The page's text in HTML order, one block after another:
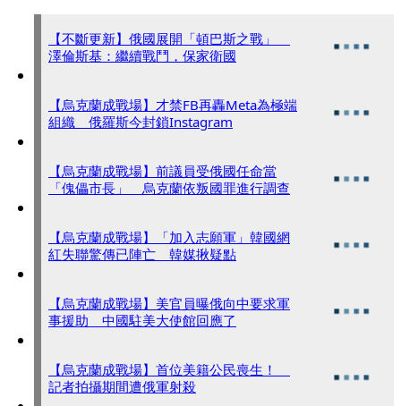
【不斷更新】俄國展開「頓巴斯之戰」
澤倫斯基：繼續戰鬥，保家衛國
【烏克蘭成戰場】才禁FB再轟Meta為極端
組織 俄羅斯今封鎖Instagram
【烏克蘭成戰場】前議員受俄國任命當
「傀儡市長」 烏克蘭依叛國罪進行調查
【烏克蘭成戰場】「加入志願軍」韓國網
紅失聯驚傳已陣亡 韓媒揪疑點
【烏克蘭成戰場】美官員曝俄向中要求軍
事援助 中國駐美大使館回應了
【烏克蘭成戰場】首位美籍公民喪生！
記者拍攝期間遭俄軍射殺